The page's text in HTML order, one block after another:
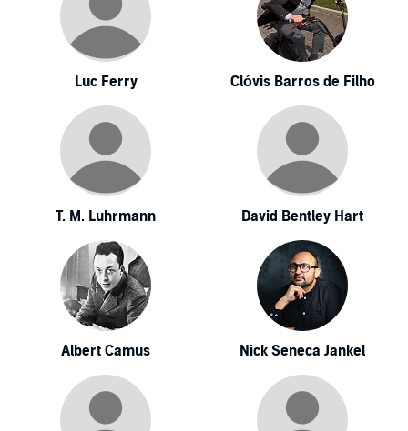
Luc Ferry Clóvis Barros de Filho
T. M. Luhrmann David Bentley Hart
Albert Camus Nick Seneca Jankel